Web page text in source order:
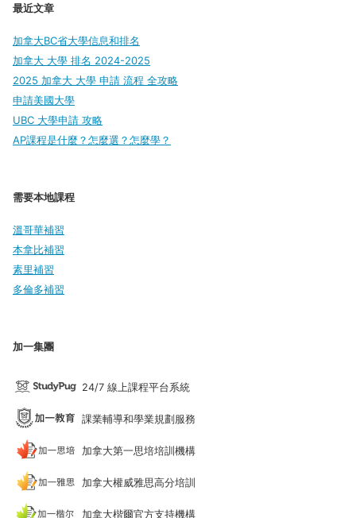
最近文章
加拿大BC省大學信息和排名
加拿大 大學 排名 2024-2025
2025 加拿大 大學 申請 流程 全攻略
申請美國大學
UBC 大學申請 攻略
AP課程是什麼？怎麼選？怎麼學？
需要本地課程
溫哥華補習
本拿比補習
素里補習
多倫多補習
加一集團
24/7 線上課程平台系統
課業輔導和學業規劃服務
加拿大第一思培培訓機構
加拿大權威雅思高分培訓
加拿大楷爾官方支持機構